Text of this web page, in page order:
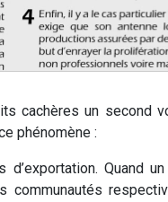
cachères un second
phénomène :
Quand